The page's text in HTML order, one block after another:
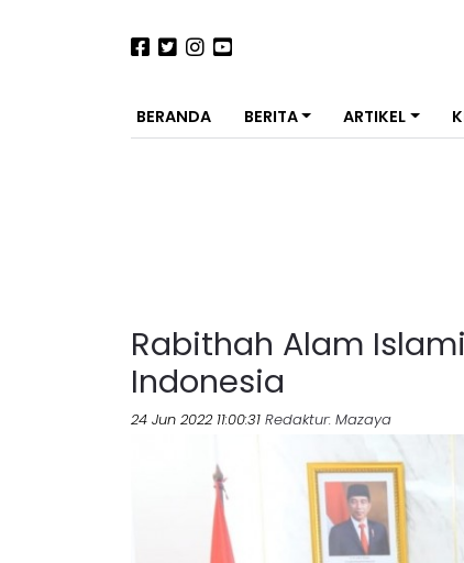
BERANDA BERITA ARTIKEL
Rabithah Alam
Indonesia
24 Jun 2022 11:00:31 Redaktur: Mazaya